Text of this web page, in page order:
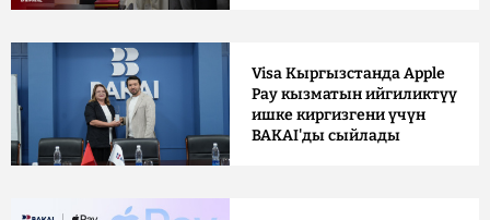
Visa Кыргызстанда Apple
Pay кызматын ийгиликтүү
ишке киргизгени үчүн
BAKAI'ды сыйлады